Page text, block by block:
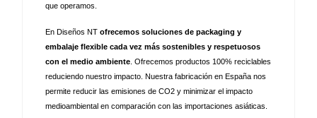
que operamos.
En Diseños NT ofrecemos soluciones de packaging y
embalaje flexible cada vez más sostenibles y respetuosos
con el medio ambiente . Ofrecemos productos 100% reciclables
reduciendo nuestro impacto. Nuestra fabricación en España nos
permite reducir las emisiones de CO2 y minimizar el impacto
medioambiental en comparación con las importaciones asiáticas.